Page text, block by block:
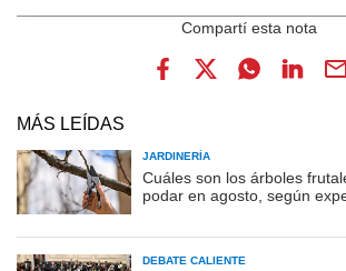
MÁS LEÍDAS
JARDINERÍA
Cuáles son los árboles
podar en agosto, según
DEBATE CALIENTE